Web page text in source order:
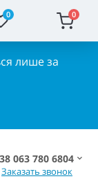
0 0
лише за
063 780 6804
Заказать звонок